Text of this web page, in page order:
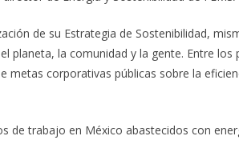
de su Estrategia de Sostenibilidad,
planeta, la comunidad y la gente. Entre los
corporativas públicas sobre la
de trabajo en México abastecidos con